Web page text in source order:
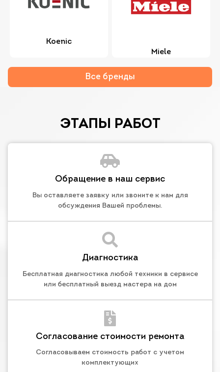
Koenic
Miele
Все бренды
ЭТАПЫ РАБОТ
Обращение в наш сервис
Вы оставляете заявку или звоните к нам для
обсуждения Вашей проблемы.
Диагностика
Бесплатная диагностика любой техники в сервисе
или бесплатный выезд мастера на дом
Согласование стоимости ремонта
Согласовываем стоимость работ с учетом
комплектующих